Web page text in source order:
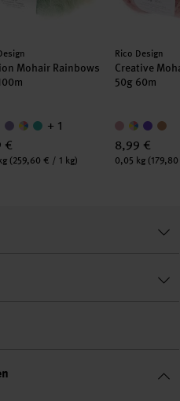
Mohair Rainbows
+ 1
€
(259,60 € / 1 kg)
Hersteller:
Rico Design
Creative
50g 60m
8,99 €
Inhalt:
0,05 kg